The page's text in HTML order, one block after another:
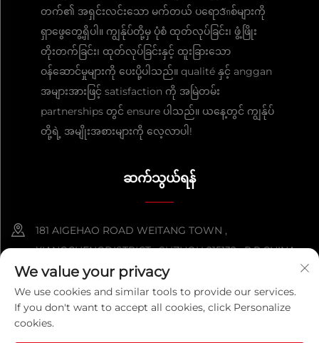
တက်၏ အရှင်းလင်းသော မက်တယ် ပရောဒักစ်များကို
ရှာဖွေတွေ့ရှိပါ။ ကျွန်ုပ်တို့မှ ပုံစံ ထုတ်လုပ်ခြင်း၊ ဖွံ့ဖြိုး
တိုးတက်ခြင်း၊ ထုတ်လုပ်ခြင်းနှင့် ထူးခြားသော
ဝန်ဆောင်မှုများကို ပေးပို့ပါသည်။ qualité နှင့် anggan
အများအားဖြင့် satisfaction ကို အမြဲတမ်း
partnerships တွင် ensure ပါသည်။ ယနေ့တွင် ကျွန်ုပ်
တို့ရဲ့ အမျိုးအစားများကို လေ့လာပါ!
ဆက်သွယ်ရန်
181 AIGEHAO ROAD WEITANG TOWN ,
XIANGCHENGDISTRICT , SUZHOU 215132 , P.R.CHINA
+86-152 5000 0863
[email protected]
We value your privacy
We use cookies and similar tools to provide our services.
If you don't want to accept all cookies, click Personalize
cookies.